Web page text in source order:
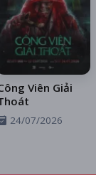
Viên Giải
24/07/2026